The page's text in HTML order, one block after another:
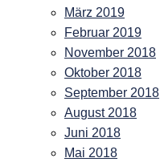
März 2019
Februar 2019
November 2018
Oktober 2018
September 2018
August 2018
Juni 2018
Mai 2018